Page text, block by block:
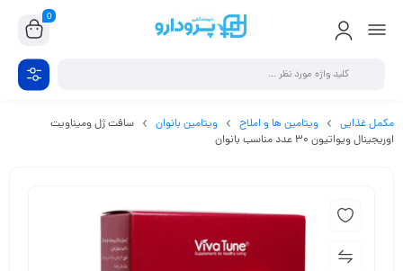
0
مکمل غذایی ویتامین ها و املاح ویتامین بانوان
سافت ژل ومیناویت
اوریجینال ویواتیون 30 عدد مناسب بانوان